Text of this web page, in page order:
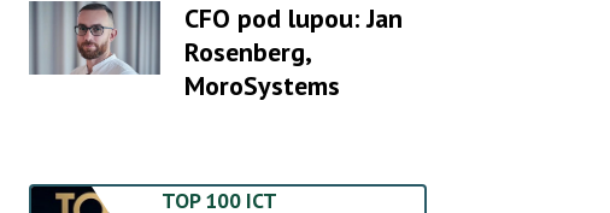
CFO pod lupou: Jan
Rosenberg,
MoroSystems
TOP 100 ICT